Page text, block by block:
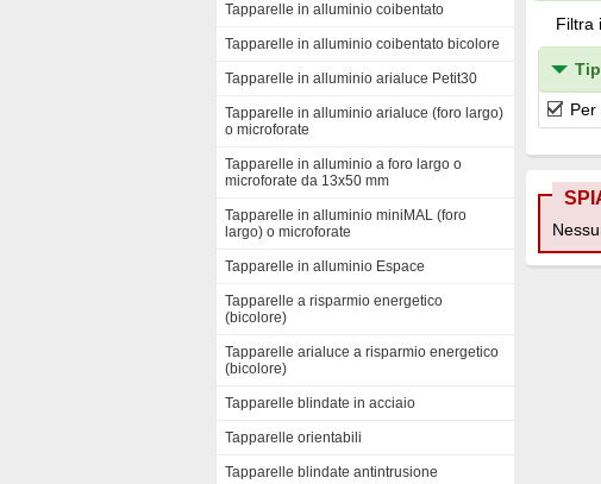
Tapparelle in alluminio coibentato
Tapparelle in alluminio coibentato bicolore
Tapparelle in alluminio arialuce Petit30
Tapparelle in alluminio arialuce (foro largo)
o microforate
Tapparelle in alluminio a foro largo o
microforate da 13x50 mm
Tapparelle in alluminio miniMAL (foro
largo) o microforate
Tapparelle in alluminio Espace
Tapparelle a risparmio energetico
(bicolore)
Tapparelle arialuce a risparmio energetico
(bicolore)
Tapparelle blindate in acciaio
Tapparelle orientabili
Tapparelle blindate antintrusione
Filtra
Per